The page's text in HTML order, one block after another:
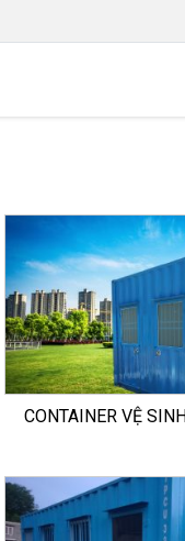
CONTAINER VỆ